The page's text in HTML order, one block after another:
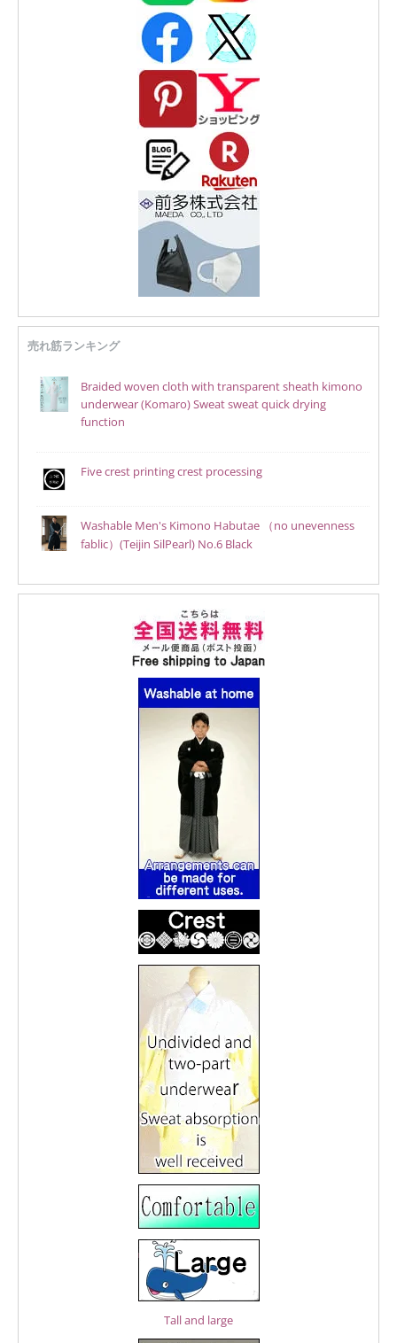
売れ筋ランキング
Braided woven cloth with transparent sheath kimono
underwear (Komaro) Sweat sweat quick drying
function
Five crest printing crest processing
Washable Men's Kimono Habutae （no unevenness
fablic）(Teijin SilPearl) No.6 Black
Tall and large